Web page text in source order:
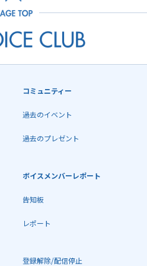
コミュニティー
過去のイベント
過去のプレゼント
ボイスメンバーレポート
告知板
レポート
登録解除/配信停止